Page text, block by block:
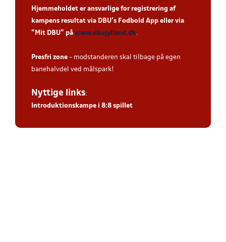
Hjemmeholdet er ansvarlige for registrering af
kampens resultat via DBU’s Fodbold App eller via
”Mit DBU” på www.dbujylland.dk.
Presfri zone - modstanderen skal tilbage på egen
banehalvdel ved målspark!
Nyttige links:
Introduktionskampe i 8:8 spillet